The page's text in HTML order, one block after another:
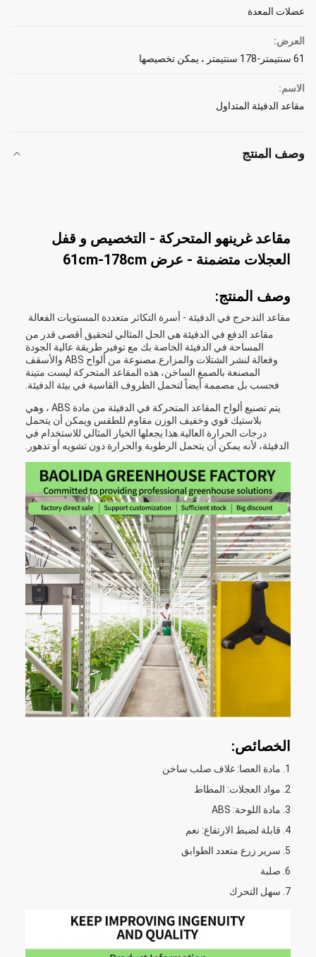
عضلات المعدة
العرض:
61 سنتيمتر-178 سنتيمتر ، يمكن تخصيصها
الاسم:
مقاعد الدفيئة المتداول
وصف المنتج
مقاعد غرينهو المتحركة - التخصيص و قفل
العجلات متضمنة - عرض 61cm-178cm
وصف المنتج:
مقاعد التدحرج في الدفيئة - أسرة التكاثر متعددة المستويات الفعالة
مقاعد الدفع في الدفيئة هي الحل المثالي لتحقيق أقصى قدر من
المساحة في الدفيئة الخاصة بك مع توفير طريقة عالية الجودة
وفعالة لنشر الشتلات والمزارع.مصنوعة من ألواح ABS والأسقف
المصنعة بالصمغ الساخن، هذه المقاعد المتحركة ليست متينة
فحسب بل مصممة أيضاً لتحمل الظروف القاسية في بيئة الدفيئة.
يتم تصنيع ألواح المقاعد المتحركة في الدفيئة من مادة ABS ، وهي
بلاستيك قوي وخفيف الوزن مقاوم للطقس ويمكن أن يتحمل
درجات الحرارة العالية.هذا يجعلها الخيار المثالي للاستخدام في
الدفيئة، لأنه يمكن أن يتحمل الرطوبة والحرارة دون تشويه أو تدهور.
الخصائص:
مادة العصا: غلاف صلب ساخن
مواد العجلات: المطاط
مادة اللوحة: ABS
قابلة لضبط الارتفاع: نعم
سرير زرع متعدد الطوابق
صلبة
سهل التحرك